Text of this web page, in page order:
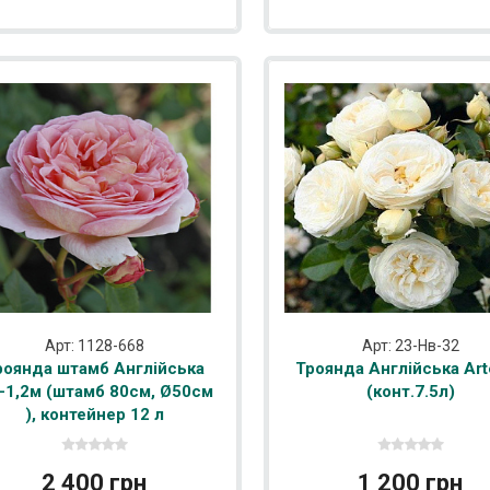
Арт: 1128-668
штамб Англійська
1,2м (штамб 80см, Ø50см
), контейнер 12 л
2 400 грн
Арт: 23-Нв-32
Троянда Англійська
(конт.7.5л)
1 200 грн